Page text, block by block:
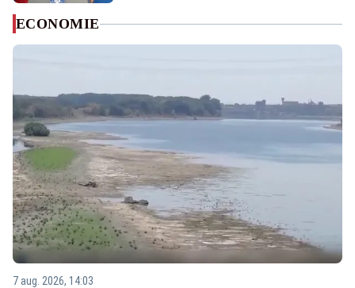
ECONOMIE
7 aug. 2026, 14:03